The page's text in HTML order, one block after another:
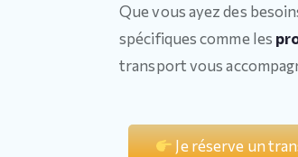
Que vous ayez des
spécifiques comme les
transport vous
Je réserve un